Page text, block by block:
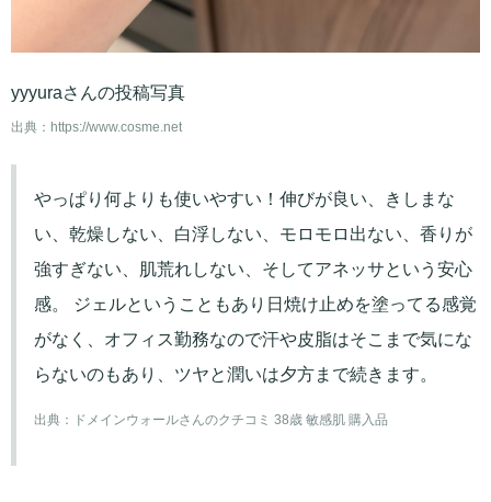
yyyuraさんの投稿写真
出典： https://www.cosme.net
やっぱり何よりも使いやすい！伸びが良い、きしまな
い、乾燥しない、白浮しない、モロモロ出ない、香りが
強すぎない、肌荒れしない、そしてアネッサという安心
感。 ジェルということもあり日焼け止めを塗ってる感覚
がなく、オフィス勤務なので汗や皮脂はそこまで気にな
らないのもあり、ツヤと潤いは夕方まで続きます。
出典： ドメインウォールさんのクチコミ 38歳 敏感肌 購入品